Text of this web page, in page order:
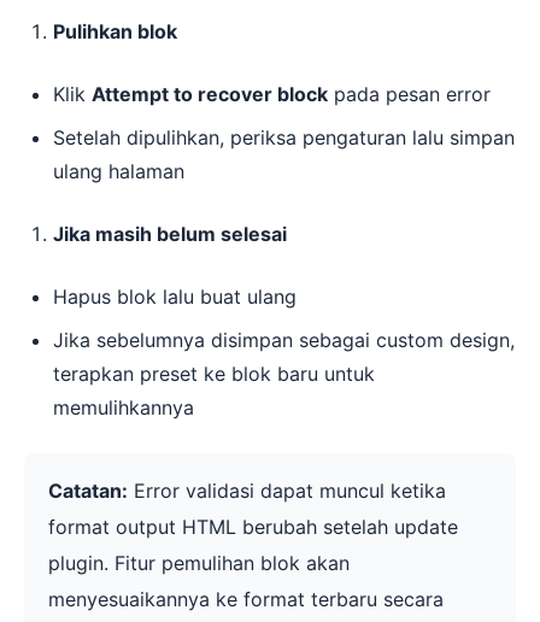
Pulihkan blok
Klik Attempt to recover block pada pesan error
Setelah dipulihkan, periksa pengaturan lalu simpan
ulang halaman
Jika masih belum selesai
Hapus blok lalu buat ulang
Jika sebelumnya disimpan sebagai custom design,
terapkan preset ke blok baru untuk
memulihkannya
Catatan: Error validasi dapat muncul ketika
format output HTML berubah setelah update
plugin. Fitur pemulihan blok akan
menyesuaikannya ke format terbaru secara